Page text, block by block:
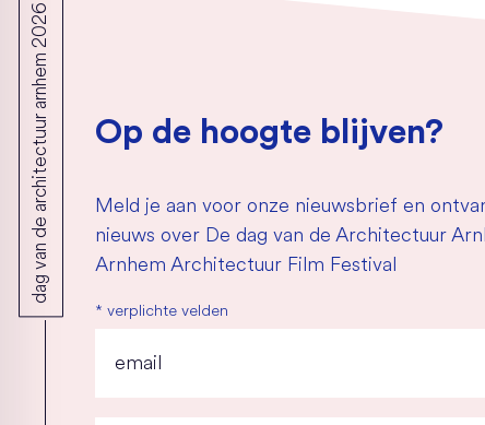
dag van de architectuur arnhem 2026 Op de hoogte blijven?
Meld je aan voor onze nieuwsbrief en
nieuws over De dag van de Architectuur
Arnhem Architectuur Film Festival
* verplichte velden